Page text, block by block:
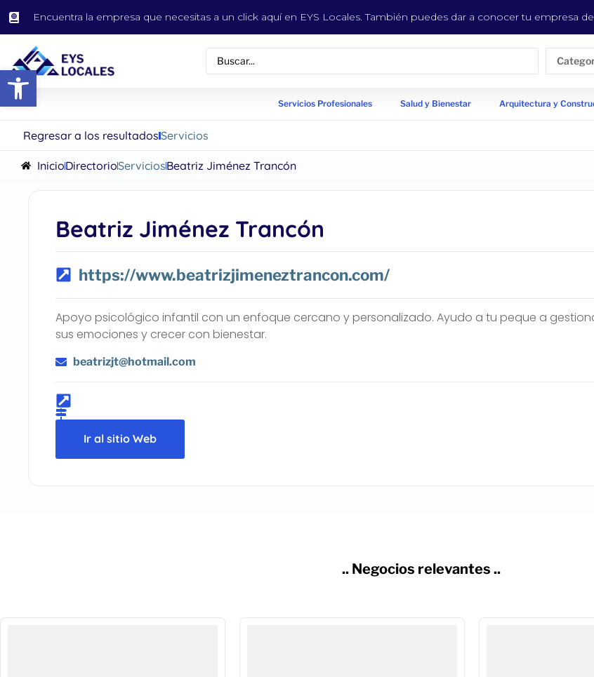
Abrir barra de herramientas
Encuentra la empresa que necesitas a un click aquí en EYS Locales. También puedes dar a conocer tu empresa
Servicios Profesionales Salud y Bienestar Arquitectura y
Regresar a los resultadosServicios
InicioDirectorioServiciosBeatriz Jiménez Trancón
Beatriz Jiménez Trancón
https://www.beatrizjimeneztrancon.com/
Apoyo psicológico infantil con un enfoque cercano y personalizado. Ayudo a tu peque a
sus emociones y crecer con bienestar.
beatrizjt@hotmail.com
Ir al sitio Web
.. Negocios relevantes ..